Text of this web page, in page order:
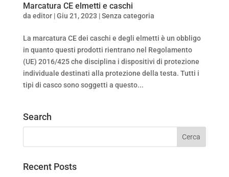
Marcatura CE elmetti e caschi
da editor|Giu 21, 2023 |Senza categoria
La marcatura CE dei caschi e degli elmetti è un obbligo
in quanto questi prodotti rientrano nel Regolamento
(UE) 2016/425 che disciplina i dispositivi di protezione
individuale destinati alla protezione della testa. Tutti i
tipi di casco sono soggetti a questo...
Search
Recent Posts